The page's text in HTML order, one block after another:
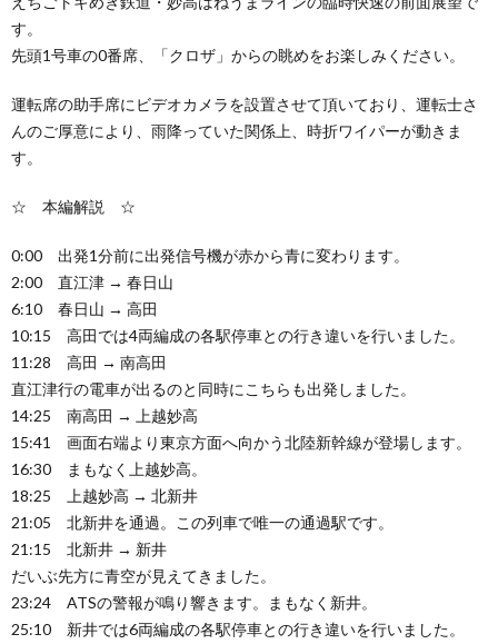
す。
先頭1号車の0番席、「クロザ」からの眺めをお楽しみください。
運転席の助手席にビデオカメラを設置させて頂いており、運転士さ
んのご厚意により、雨降っていた関係上、時折ワイパーが動きま
す。
☆ 本編解説 ☆
0:00 出発1分前に出発信号機が赤から青に変わります。
2:00 直江津 → 春日山
6:10 春日山 → 高田
10:15 高田では4両編成の各駅停車との行き違いを行いました。
11:28 高田 → 南高田
直江津行の電車が出るのと同時にこちらも出発しました。
14:25 南高田 → 上越妙高
15:41 画面右端より東京方面へ向かう北陸新幹線が登場します。
16:30 まもなく上越妙高。
18:25 上越妙高 → 北新井
21:05 北新井を通過。この列車で唯一の通過駅です。
21:15 北新井 → 新井
だいぶ先方に青空が見えてきました。
23:24 ATSの警報が鳴り響きます。まもなく新井。
25:10 新井では6両編成の各駅停車との行き違いを行いました。